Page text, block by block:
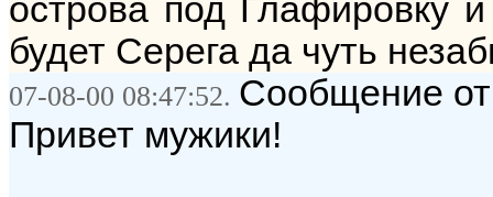
острова под Глафировку
будет Серега да чуть
07-08-00 08:47:52. Сообщение
Привет мужики!